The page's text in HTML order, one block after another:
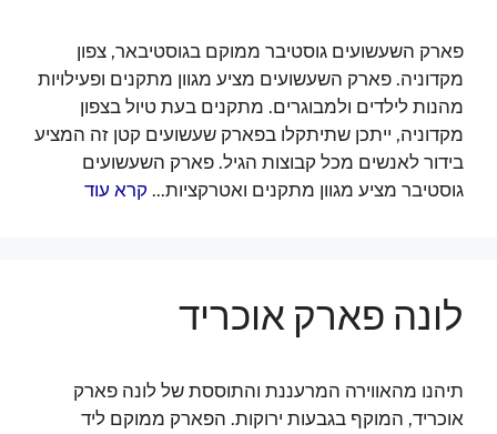
פארק השעשועים גוסטיבר ממוקם בגוסטיבאר, צפון
מקדוניה. פארק השעשועים מציע מגוון מתקנים ופעילויות
מהנות לילדים ולמבוגרים. מתקנים בעת טיול בצפון
מקדוניה, ייתכן שתיתקלו בפארק שעשועים קטן זה המציע
בידור לאנשים מכל קבוצות הגיל. פארק השעשועים
גוסטיבר מציע מגוון מתקנים ואטרקציות... קרא עוד
לונה פארק אוכריד
תיהנו מהאווירה המרעננת והתוססת של לונה פארק
אוכריד, המוקף בגבעות ירוקות. הפארק ממוקם ליד